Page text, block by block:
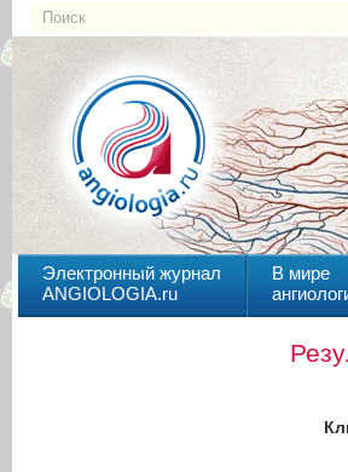
Электронный журнал
ANGIOLOGIA.ru
В мире